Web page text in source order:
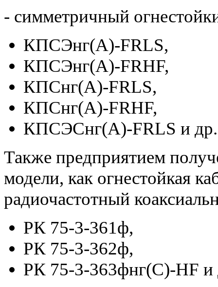
- симметричный
КПСЭнг(А)-FRLS,
КПСЭнг(А)-FRHF,
КПСнг(А)-FRLS,
КПСнг(А)-FRHF,
КПСЭСнг(А)-FRLS и др.
Также предприятием
модели, как огнестойкая
радиочастотный
РК 75-3-361ф,
РК 75-3-362ф,
РК 75-3-363фнг(С)-HF и